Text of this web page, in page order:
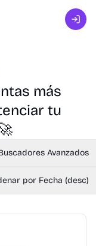
más
tu
Avanzados
por Fecha (desc)